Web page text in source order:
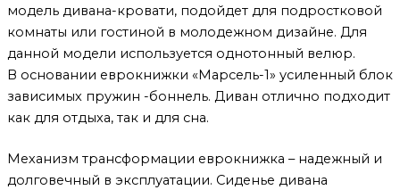
модель дивана-кровати, подойдет для подростковой
комнаты или гостиной в молодежном дизайне. Для
данной модели используется однотонный велюр.
В основании еврокнижки «Марсель-1» усиленный блок
зависимых пружин -боннель. Диван отлично подходит
как для отдыха, так и для сна.
Механизм трансформации еврокнижка – надежный и
долговечный в эксплуатации. Сиденье дивана